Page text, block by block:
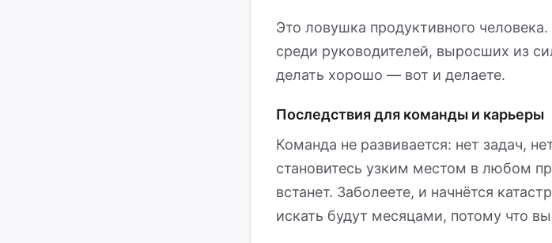
Это ловушка продуктивного
среди руководителей, выросших из
делать хорошо — вот и делаете.
Последствия для команды и карьеры
Команда не развивается: нет задач,
становитесь узким местом в любом
встанет. Заболеете, и начнётся
искать будут месяцами, потому что